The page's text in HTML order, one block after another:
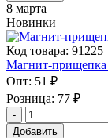
8 марта
Новинки
Код товара: 91225
Магнит-
Опт: 51 ₽
Розница: 77 ₽
Добавить